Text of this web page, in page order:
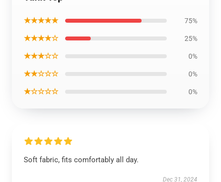
★★★★★ 75%
★★★★☆ 25%
★★★☆☆ 0%
★★☆☆☆ 0%
★☆☆☆☆ 0%
Soft fabric, fits comfortably all day.
Dec 31, 2024